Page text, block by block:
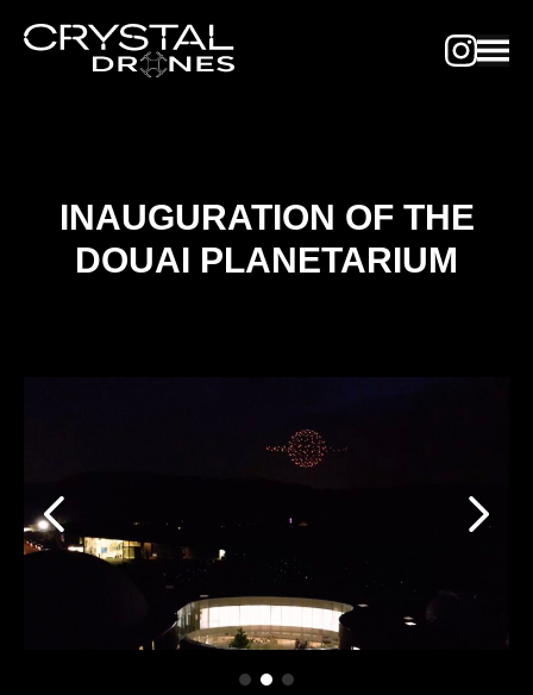
INAUGURATION OF THE
DOUAI PLANETARIUM